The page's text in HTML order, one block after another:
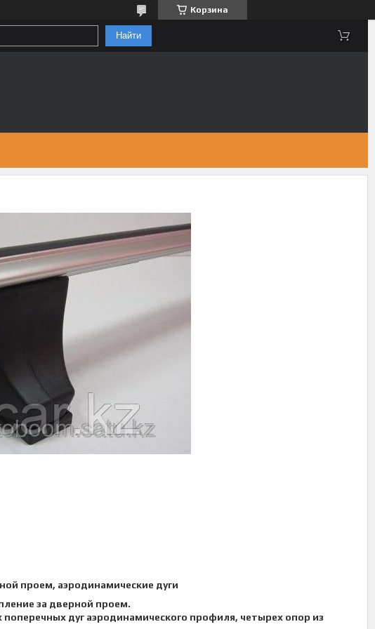
Корзина
Найти
проем, аэродинамические дуги
за дверной проем.
дуг аэродинамического профиля, четырех опор из